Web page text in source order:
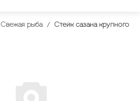
Свежая рыба Стейк сазана крупного